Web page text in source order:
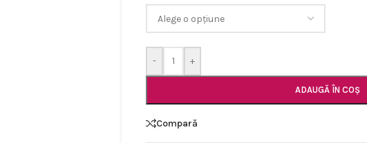
- +
ADAUGĂ ÎN COȘ
Compară